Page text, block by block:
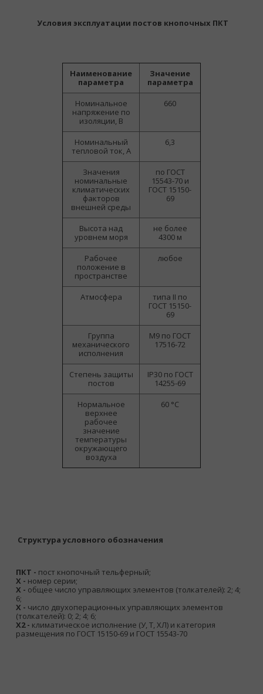
Условия эксплуатации постов кнопочных ПКТ
Наименование
параметра
Значение
параметра
Номинальное
напряжение по
изоляции, В
660
Номинальный
тепловой ток, А
6,3
Значения
номинальные
климатических
факторов
внешней среды
по ГОСТ
15543-70 и
ГОСТ 15150-
69
Высота над
уровнем моря
не более
4300 м
Рабочее
положение в
пространстве
любое
Атмосфера
типа II по
ГОСТ 15150-
69
Группа
механического
исполнения
М9 по ГОСТ
17516-72
Степень защиты
постов
IP30 по ГОСТ
14255-69
Нормальное
верхнее
рабочее
значение
температуры
окружающего
воздуха
60 °С
Структура условного обозначения
ПКТ - пост кнопочный тельферный;
X - номер серии;
X - общее число управляющих элементов (толкателей): 2; 4;
6;
X - число двухоперационных управляющих элементов
(толкателей): 0; 2; 4; 6;
Х2 - климатическое исполнение (У, Т, ХЛ) и категория
размещения по ГОСТ 15150-69 и ГОСТ 15543-70